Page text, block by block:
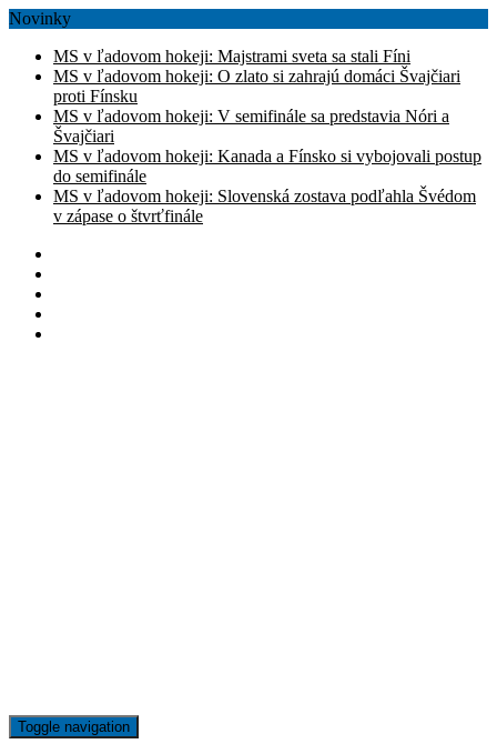
Novinky
MS v ľadovom hokeji: Majstrami sveta sa stali Fíni
MS v ľadovom hokeji: O zlato si zahrajú domáci Švajčiari
proti Fínsku
MS v ľadovom hokeji: V semifinále sa predstavia Nóri a
Švajčiari
MS v ľadovom hokeji: Kanada a Fínsko si vybojovali postup
do semifinále
MS v ľadovom hokeji: Slovenská zostava podľahla Švédom
v zápase o štvrťfinále
Toggle navigation